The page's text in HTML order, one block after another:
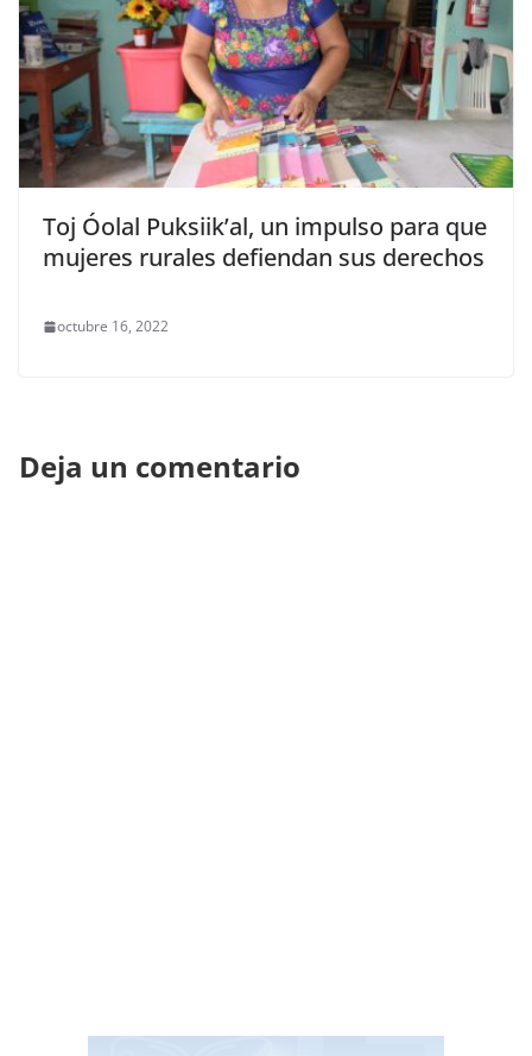
Toj Óolal Puksiik’al, un impulso para que
mujeres rurales defiendan sus derechos
octubre 16, 2022
Deja un comentario